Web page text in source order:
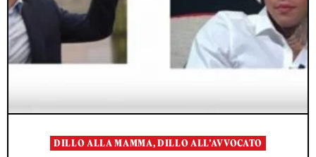
DILLO ALLA MAMMA, DILLO ALL’AVVOCATO